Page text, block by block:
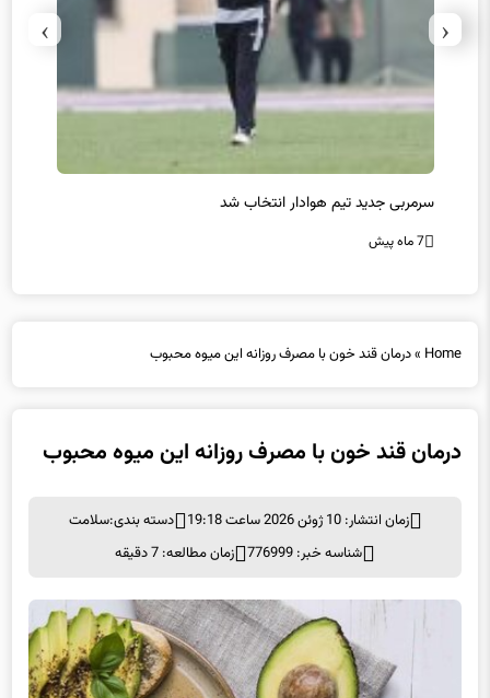
سرمربی جدید تیم هوادار انتخاب شد
7 ماه پیش
‹
›
Home
»درمان قند خون با مصرف روزانه این میوه محبوب
درمان قند خون با مصرف روزانه این میوه محبوب
زمان انتشار: 10 ژوئن 2026 ساعت 19:18 دسته بندی:سلامت
شناسه خبر: 776999
زمان مطالعه: 7 دقیقه